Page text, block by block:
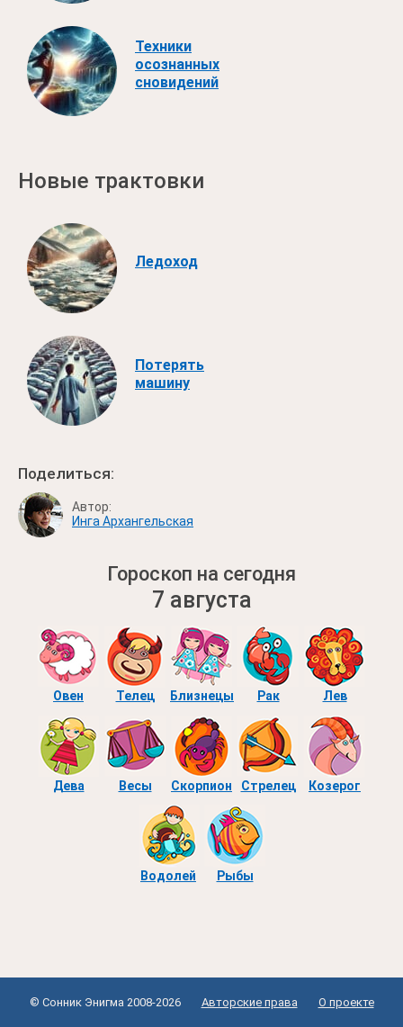
Техники
осознанных
сновидений
Новые трактовки
Ледоход
Потерять
машину
Поделиться:
Автор:
Инга Архангельская
Гороскоп на сегодня
7 августа
Овен Телец Близнецы Рак Лев
Дева Весы Скорпион Стрелец Козерог
Водолей Рыбы
© Сонник Энигма 2008-2026 Авторские права О проекте